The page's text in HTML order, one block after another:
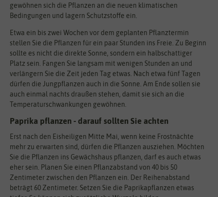
gewöhnen sich die Pflanzen an die neuen klimatischen
Bedingungen und lagern Schutzstoffe ein.
Etwa ein bis zwei Wochen vor dem geplanten Pflanztermin
stellen Sie die Pflanzen für ein paar Stunden ins Freie. Zu Beginn
sollte es nicht die direkte Sonne, sondern ein halbschattiger
Platz sein. Fangen Sie langsam mit wenigen Stunden an und
verlängern Sie die Zeit jeden Tag etwas. Nach etwa fünf Tagen
dürfen die Jungpflanzen auch in die Sonne. Am Ende sollen sie
auch einmal nachts draußen stehen, damit sie sich an die
Temperaturschwankungen gewöhnen.
Paprika pflanzen - darauf sollten Sie achten
Erst nach den Eisheiligen Mitte Mai, wenn keine Frostnächte
mehr zu erwarten sind, dürfen die Pflanzen ausziehen. Möchten
Sie die Pflanzen ins Gewächshaus pflanzen, darf es auch etwas
eher sein. Planen Sie einen Pflanzabstand von 40 bis 50
Zentimeter zwischen den Pflanzen ein. Der Reihenabstand
beträgt 60 Zentimeter. Setzen Sie die Paprikapflanzen etwas